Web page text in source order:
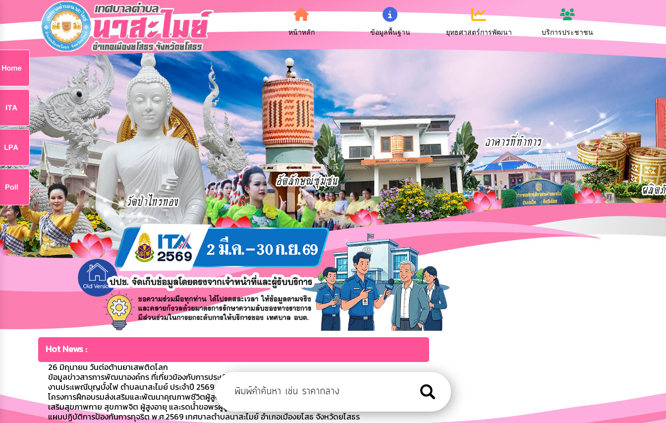
หน้าหลัก ข้อมูลพื้นฐาน ยุทธศาสตร์การพัฒนา บริการประชาชน
Hot News :
26 มิถุนายน วันต่อต้านยาเสพติดโลก
ข้อมูลข่าวสารการพัฒนาองค์กร ที่เกี่ยวข้องกับการประเมิน ITA ประจำปีงบประมาณ พ.ศ. 2569
งานประเพณีบุญบั้งไฟ ตำบลนาสะไมย์ ประจำปี 2569
โครงการฝึกอบรมส่งเสริมและพัฒนาคุณภาพชีวิตผู้สูงอายุจัดให้มีกิจกรรม ตรวจสุขภาพเบื้องต้นสำหรับผู้สูงอายุ ฝึกอบรมส่ง
เสริมสุขภาพกาย สุขภาพจิต ผู้สูงอายุ และรดน้ำขอพรผู้สูงอายุเนื่องในวันสงกรานต์ ประจำปี 2
แผนปฏิบัติการป้องกันการทุจริต พ.ศ.2569 เทศบาลตำบลนาสะไมย์ อำเภอเมืองยโสธ จังหวัดยโสธร